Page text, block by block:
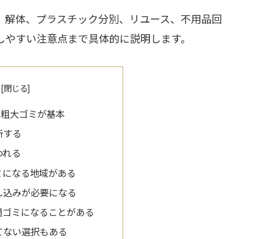
体、プラスチック分別、リユース、不用品回
すい注意点まで具体的に説明します。
大ゴミが基本
する
る
なる地域がある
みが必要になる
ミになることがある
い選択もある